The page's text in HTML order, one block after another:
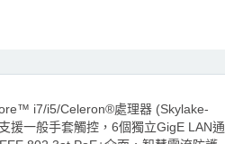
i7/i5/Celeron®處理器 (Skylake-
援一般手套觸控，6個獨立GigE LAN通